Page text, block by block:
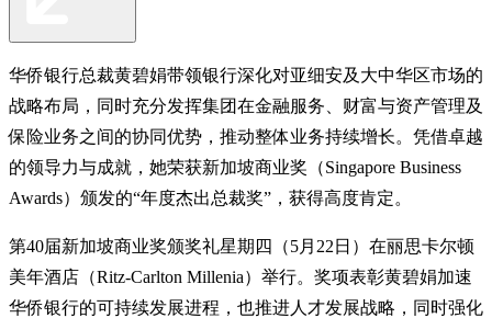
华侨银行总裁黄碧娟带领银行深化对亚细安及大中华区市场的
战略布局，同时充分发挥集团在金融服务、财富与资产管理及
保险业务之间的协同优势，推动整体业务持续增长。凭借卓越
的领导力与成就，她荣获新加坡商业奖（Singapore Business
Awards）颁发的“年度杰出总裁奖”，获得高度肯定。
第40届新加坡商业奖颁奖礼星期四（5月22日）在丽思卡尔顿
美年酒店（Ritz-Carlton Millenia）举行。奖项表彰黄碧娟加速
华侨银行的可持续发展进程，也推进人才发展战略，同时强化